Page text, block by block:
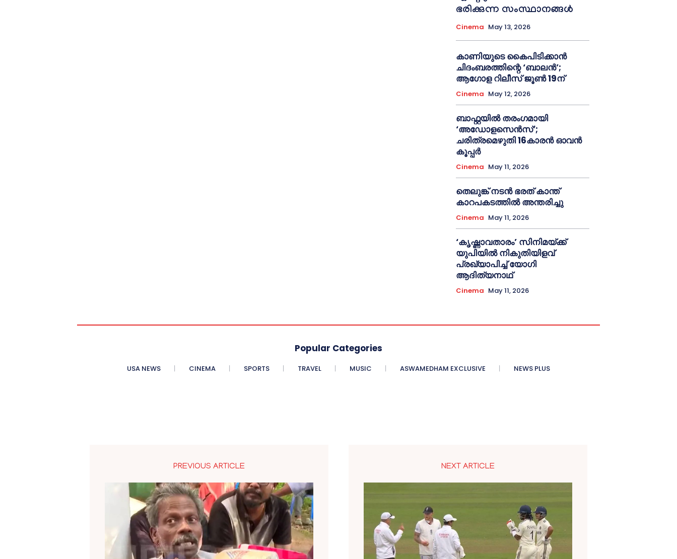
ഭരിക്കുന്ന സംസ്ഥാനങ്ങള്‍
Cinema May 13, 2026
കാണിയുടെ കൈപിടിക്കാൻ
ചിദംബരത്തിന്റെ ‘ബാലൻ’;
ആഗോള റിലീസ് ജൂൺ 19ന്
Cinema May 12, 2026
ബാഫ്റ്റയിൽ തരംഗമായി
‘അഡോളസെൻസ്’;
ചരിത്രമെഴുതി 16കാരൻ ഓവൻ
കൂപ്പർ
Cinema May 11, 2026
തെലുങ്ക് നടൻ ഭരത് കാന്ത്
കാറപകടത്തിൽ അന്തരിച്ചു
Cinema May 11, 2026
‘കൃഷ്ണാവതാരം’ സിനിമയ്ക്ക്
യുപിയിൽ നികുതിയിളവ്
പ്രഖ്യാപിച്ച് യോഗി
ആദിത്യനാഥ്
Cinema May 11, 2026
Popular Categories
USA NEWS CINEMA SPORTS TRAVEL MUSIC ASWAMEDHAM EXCLUSIVE NEWS PLUS
PREVIOUS ARTICLE NEXT ARTICLE